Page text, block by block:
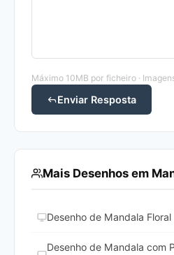
Máximo 10MB por ficheiro ·
Enviar Resposta
Mais Desenhos em
Desenho de Mandala
Desenho de Mandala com